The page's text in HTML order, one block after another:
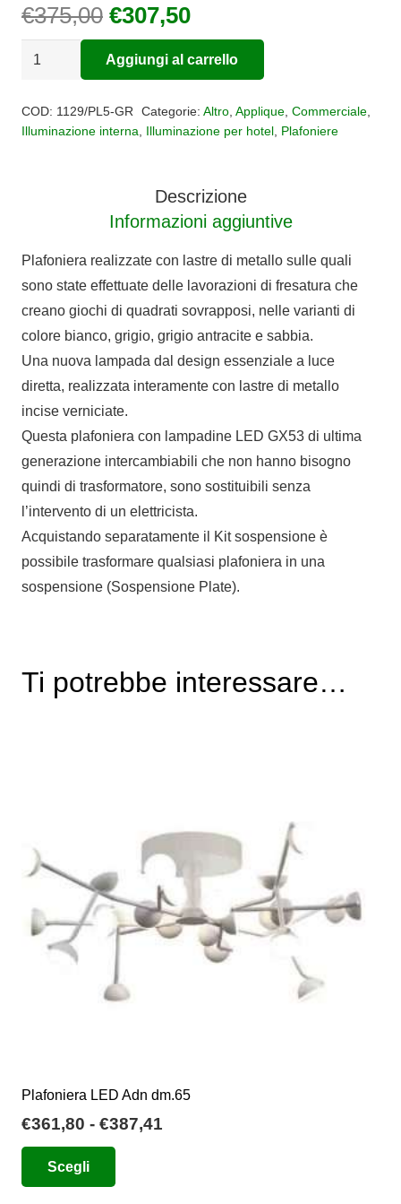
€375,00 Il
prezzo
originale
€375,00.
€307,50Il
prezzo
attuale
€307,50.
Plafoniera
PLATE
Aggiungi al carrello
COD: 1129/PL5-GR Categorie: Altro, Applique, Commerciale,
Illuminazione interna
Illuminazione per hotel Plafoniere
Descrizione
Informazioni aggiuntive
Plafoniera realizzate con lastre di metallo sulle quali
sono state effettuate delle lavorazioni di fresatura che
creano giochi di quadrati sovrapposi, nelle varianti di
colore bianco, grigio, grigio antracite e sabbia.
Una nuova lampada dal design essenziale a luce
diretta, realizzata interamente con lastre di metallo
incise verniciate.
Questa plafoniera con lampadine LED GX53 di ultima
generazione intercambiabili che non hanno bisogno
quindi di trasformatore, sono sostituibili senza
l’intervento di un elettricista.
Acquistando separatamente il Kit sospensione è
possibile trasformare qualsiasi plafoniera in una
sospensione (Sospensione Plate).
Ti potrebbe interessare…
Plafoniera LED Adn dm.65
€361,80 - €387,41
Scegli